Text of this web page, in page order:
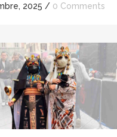
2025 / 0 Comments